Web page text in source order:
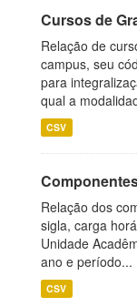
Cursos de
Relação de
campus, seu
para
qual a
CSV
Relação dos
sigla, carga
Unidade
ano e período...
CSV